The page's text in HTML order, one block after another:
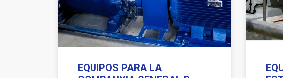
EQUIPOS PARA LA